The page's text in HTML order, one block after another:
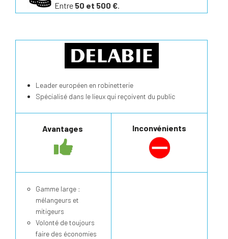
Entre 50 et 500 €.
Leader européen en robinetterie
Spécialisé dans le lieux qui reçoivent du public
Avantages Inconvénients
Gamme large :
mélangeurs et
mitigeurs
Volonté de toujours
faire des économies